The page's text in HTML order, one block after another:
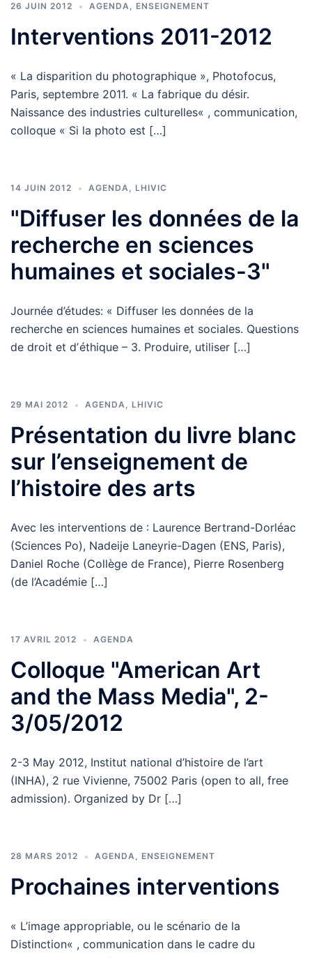
26 JUIN 2012 AGENDA, ENSEIGNEMENT
Interventions 2011-2012
« La disparition du photographique », Photofocus,
Paris, septembre 2011. « La fabrique du désir.
Naissance des industries culturelles« , communication,
colloque « Si la photo est […]
14 JUIN 2012 AGENDA, LHIVIC
"Diffuser les données de la
recherche en sciences
humaines et sociales-3"
Journée d’études: « Diffuser les données de la
recherche en sciences humaines et sociales. Questions
de droit et dʼéthique – 3. Produire, utiliser […]
29 MAI 2012 AGENDA, LHIVIC
Présentation du livre blanc
sur l’enseignement de
l’histoire des arts
Avec les interventions de : Laurence Bertrand-Dorléac
(Sciences Po), Nadeije Laneyrie-Dagen (ENS, Paris),
Daniel Roche (Collège de France), Pierre Rosenberg
(de l’Académie […]
17 AVRIL 2012 AGENDA
Colloque "American Art
and the Mass Media", 2-
3/05/2012
2-3 May 2012, Institut national d’histoire de l’art
(INHA), 2 rue Vivienne, 75002 Paris (open to all, free
admission). Organized by Dr […]
28 MARS 2012 AGENDA, ENSEIGNEMENT
Prochaines interventions
« L’image appropriable, ou le scénario de la
Distinction« , communication dans le cadre du